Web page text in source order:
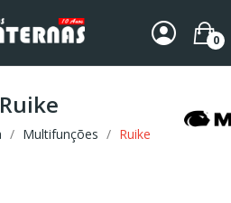
0
Ruike
Multifunções Ruike